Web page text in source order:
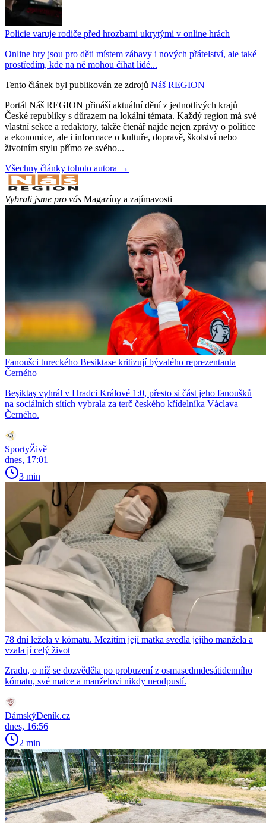
Policie varuje rodiče před hrozbami ukrytými v online hrách
Online hry jsou pro děti místem zábavy i nových přátelství, ale také
prostředím, kde na ně mohou číhat lidé...
Tento článek byl publikován ze zdrojů Náš REGION
Portál Náš REGION přináší aktuální dění z jednotlivých krajů
České republiky s důrazem na lokální témata. Každý region má své
vlastní sekce a redaktory, takže čtenář najde nejen zprávy o politice
a ekonomice, ale i informace o kultuře, dopravě, školství nebo
životním stylu přímo ze svého...
Všechny články tohoto autora →
Vybrali jsme pro vás Magazíny a zajímavosti
Fanoušci tureckého Besiktase kritizují bývalého reprezentanta
Černého
Beşiktaş vyhrál v Hradci Králové 1:0, přesto si část jeho fanoušků
na sociálních sítích vybrala za terč českého křídelníka Václava
Černého.
SportyŽivě
dnes, 17:01
3 min
78 dní ležela v kómatu. Mezitím její matka svedla jejího manžela a
vzala jí celý život
Zradu, o níž se dozvěděla po probuzení z osmasedmdesátidenního
kómatu, své matce a manželovi nikdy neodpustí.
DámskýDeník.cz
dnes, 16:56
2 min